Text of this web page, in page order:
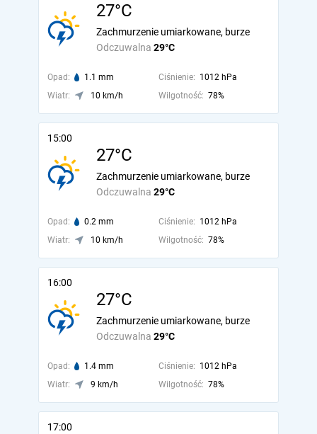
27°C
Odczuwalna 29°C
Zachmurzenie umiarkowane, burze
Opad: 1.1 mm Ciśnienie: 1012 hPa
Wiatr:
10 km/h Wilgotność: 78%
15:00
27°C
Odczuwalna 29°C
Zachmurzenie umiarkowane, burze
Opad: 0.2 mm Ciśnienie: 1012 hPa
Wiatr:
10 km/h Wilgotność: 78%
16:00
27°C
Odczuwalna 29°C
Zachmurzenie umiarkowane, burze
Opad: 1.4 mm Ciśnienie: 1012 hPa
Wiatr:
9 km/h Wilgotność: 78%
17:00